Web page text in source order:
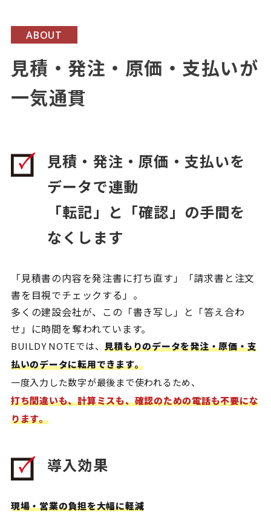
ABOUT
見積・発注・原価・支払いが
一気通貫
見積・発注・原価・支払いを
データで連動
「転記」と「確認」の手間を
なくします
「見積書の内容を発注書に打ち直す」「請求書と注文
書を目視でチェックする」。
多くの建設会社が、この「書き写し」と「答え合わ
せ」に時間を奪われています。
BUILDY NOTEでは、 見積もりのデータを発注・原価・支
払いのデータに転用できます。
一度入力した数字が最後まで使われるため、
打ち間違いも、計算ミスも、確認のための電話も不要にな
ります。
導入効果
現場・営業の負担を大幅に軽減